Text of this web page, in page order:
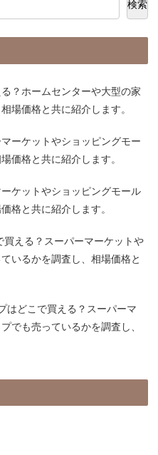
検索
？ホームセンターや大型の家
場価格と共に紹介します。
ーケットやショッピングモー
価格と共に紹介します。
ケットやショッピングモール
格と共に紹介します。
える？スーパーマーケットや
いるかを調査し、相場価格と
はどこで買える？スーパーマ
でも売っているかを調査し、